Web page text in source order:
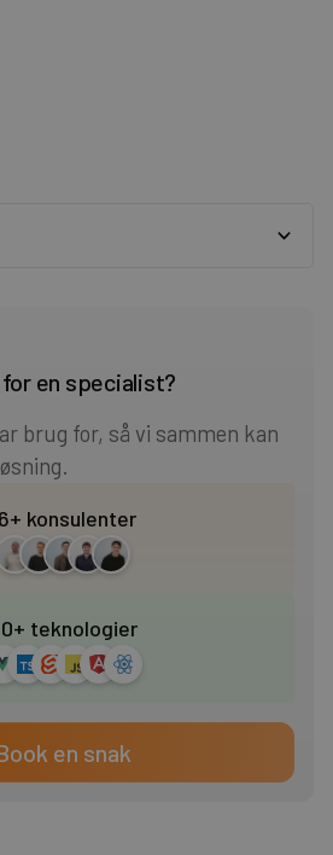
en specialist?
brug for, så vi sammen kan
konsulenter
teknologier
en snak